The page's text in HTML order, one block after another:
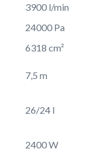
3900 l/min
24000 Pa
6318 cm²
7,5 m
26/24 l
2400 W